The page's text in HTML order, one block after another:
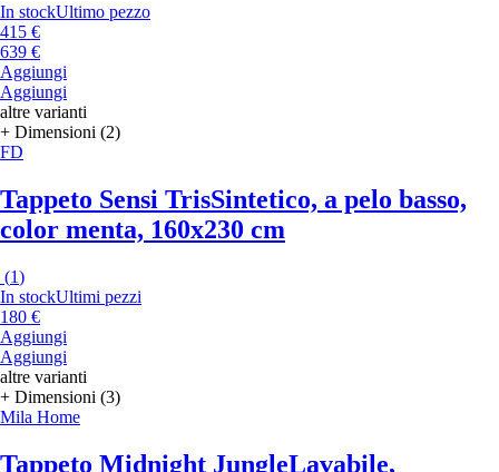
In stockUltimo pezzo
415 €
639 €
Aggiungi
Aggiungi
altre varianti
+ Dimensioni (2)
FD
Tappeto Sensi TrisSintetico, a pelo basso,
color menta, 160x230 cm
(1)
In stockUltimi pezzi
180 €
Aggiungi
Aggiungi
altre varianti
+ Dimensioni (3)
Mila Home
Tappeto Midnight JungleLavabile,